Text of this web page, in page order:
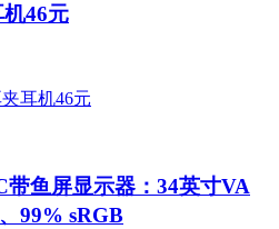
46元
带鱼屏显示器：34英寸VA
99% sRGB